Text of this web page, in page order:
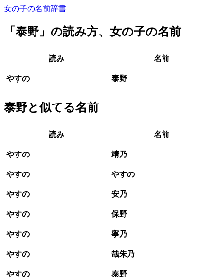
女の子の名前辞書
「 泰野 」の読み方、女の子の名前
読み 名前
やすの 泰野
泰野と似てる名前
読み 名前
やすの 靖乃
やすの やすの
やすの 安乃
やすの 保野
やすの 寧乃
やすの 哉朱乃
やすの 泰野